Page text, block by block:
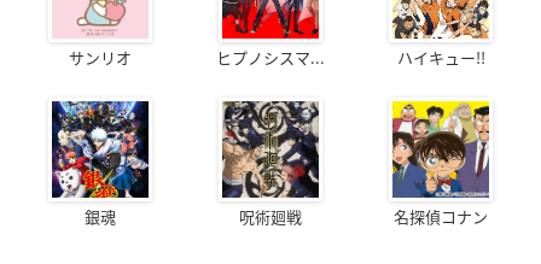
サンリオ ヒプノシスマ... ハイキュー!!
銀魂 呪術廻戦 名探偵コナン